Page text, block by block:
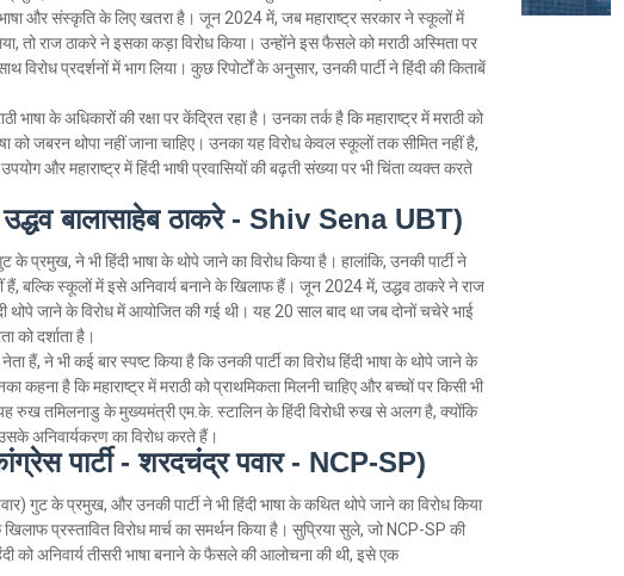
भाषा और संस्कृति के लिए खतरा है। जून 2024 में, जब महाराष्ट्र सरकार ने स्कूलों में
तो राज ठाकरे ने इसका कड़ा विरोध किया। उन्होंने इस फैसले को मराठी अस्मिता पर
विरोध प्रदर्शनों में भाग लिया। कुछ रिपोर्टों के अनुसार, उनकी पार्टी ने हिंदी की किताबें
के अधिकारों की रक्षा पर केंद्रित रहा है। उनका तर्क है कि महाराष्ट्र में मराठी को
को जबरन थोपा नहीं जाना चाहिए। उनका यह विरोध केवल स्कूलों तक सीमित नहीं है,
और महाराष्ट्र में हिंदी भाषी प्रवासियों की बढ़ती संख्या पर भी चिंता व्यक्त करते
बालासाहेब ठाकरे - Shiv Sena UBT)
के प्रमुख, ने भी हिंदी भाषा के थोपे जाने का विरोध किया है। हालांकि, उनकी पार्टी ने
हैं, बल्कि स्कूलों में इसे अनिवार्य बनाने के खिलाफ हैं। जून 2024 में, उद्धव ठाकरे ने राज
थोपे जाने के विरोध में आयोजित की गई थी। यह 20 साल बाद था जब दोनों चचेरे भाई
को दर्शाता है।
ने भी कई बार स्पष्ट किया है कि उनकी पार्टी का विरोध हिंदी भाषा के थोपे जाने के
है कि महाराष्ट्र में मराठी को प्राथमिकता मिलनी चाहिए और बच्चों पर किसी भी
रुख तमिलनाडु के मुख्यमंत्री एम.के. स्टालिन के हिंदी विरोधी रुख से अलग है, क्योंकि
अनिवार्यकरण का विरोध करते हैं।
पार्टी - शरदचंद्र पवार - NCP-SP)
गुट के प्रमुख, और उनकी पार्टी ने भी हिंदी भाषा के कथित थोपे जाने का विरोध किया
प्रस्तावित विरोध मार्च का समर्थन किया है। सुप्रिया सुले, जो NCP-SP की
को अनिवार्य तीसरी भाषा बनाने के फैसले की आलोचना की थी, इसे एक